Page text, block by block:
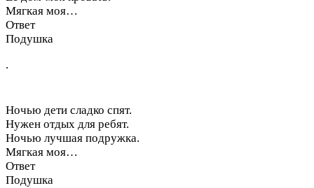
Мягкая моя…
Ответ
Подушка
.
Ночью дети сладко спят.
Нужен отдых для ребят.
Ночью лучшая подружка.
Мягкая моя…
Ответ
Подушка